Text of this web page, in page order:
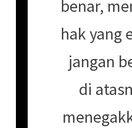
benar,
hak yang
jangan
di